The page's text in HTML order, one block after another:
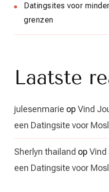
Datingsites voor
grenzen
Laatste
julesenmarie op Vind
een Datingsite voor
Sherlyn thailand op Vind
een Datingsite voor